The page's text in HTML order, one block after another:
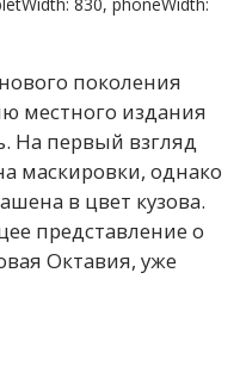
поколения
местного издания
На первый взгляд
маскировки, однако
в цвет кузова.
представление о
Октавия, уже